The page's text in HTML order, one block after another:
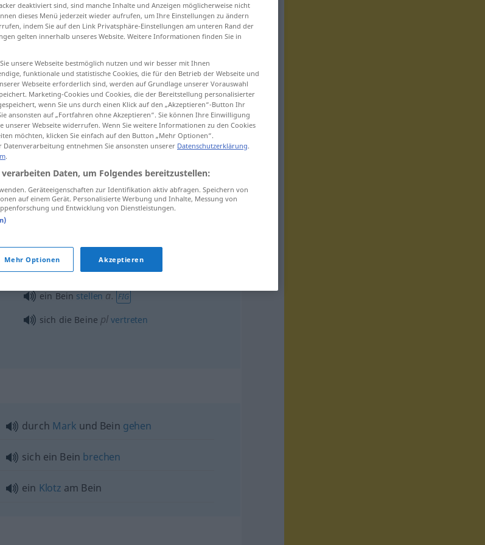
Bein
Bein Tischbein
BeinHosenbein
sich die Beine plnachetwas
ablaufen
ein Bein stellen a. FIG
sich die Beine pl vertreten
durch Mark und Bein gehen
sich ein Bein brechen
ein Klotz am Bein
deaktiviert sind, sind manche Inhalte und Anzeigen möglicherweise nicht
dieses Menü jederzeit wieder aufrufen, um Ihre Einstellungen zu ändern
indem Sie auf den Link Privatsphäre-Einstellungen am unteren Rand der
gelten innerhalb unseres Website. Weitere Informationen finden Sie in
unsere Webseite bestmöglich nutzen und wir besser mit Ihnen
funktionale und statistische Cookies, die für den Betrieb der Webseite und
Webseite erforderlich sind, werden auf Grundlage unserer Vorauswahl
Marketing-Cookies und Cookies, die der Bereitstellung personalisierter
wenn Sie uns durch einen Klick auf den „Akzeptieren“-Button Ihr
ansonsten auf „Fortfahren ohne Akzeptieren“. Sie können Ihre Einwilligung
unserer Webseite widerrufen. Wenn Sie weitere Informationen zu den Cookies
möchten, klicken Sie einfach auf den Button „Mehr Optionen“.
Datenverarbeitung entnehmen Sie ansonsten unserer Datenschutzerklärung.
.
Daten, um Folgendes bereitzustellen:
Geräteeigenschaften zur Identifikation aktiv abfragen. Speichern von
auf einem Gerät. Personalisierte Werbung und Inhalte, Messung von
und Entwicklung von Dienstleistungen.
Mehr Optionen Akzeptieren